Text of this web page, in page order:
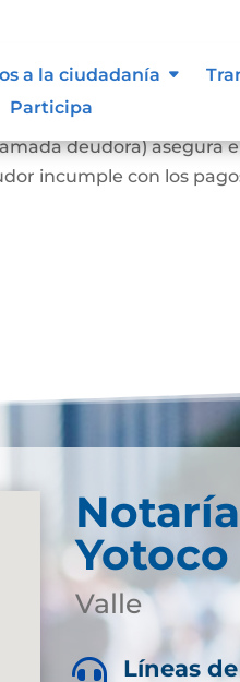
a la ciudadanía
Participa
financiera (llamada
deudora) asegura
incumple con los
Yotoco
Valle

Líneas